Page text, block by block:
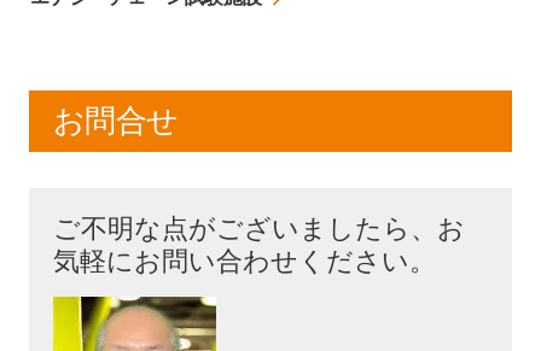
お問合せ
ご不明な点がございましたら、お
気軽にお問い合わせください。